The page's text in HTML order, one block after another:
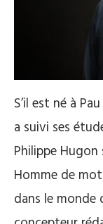
S’il est né à
a suivi ses
Philippe
Homme de
dans le